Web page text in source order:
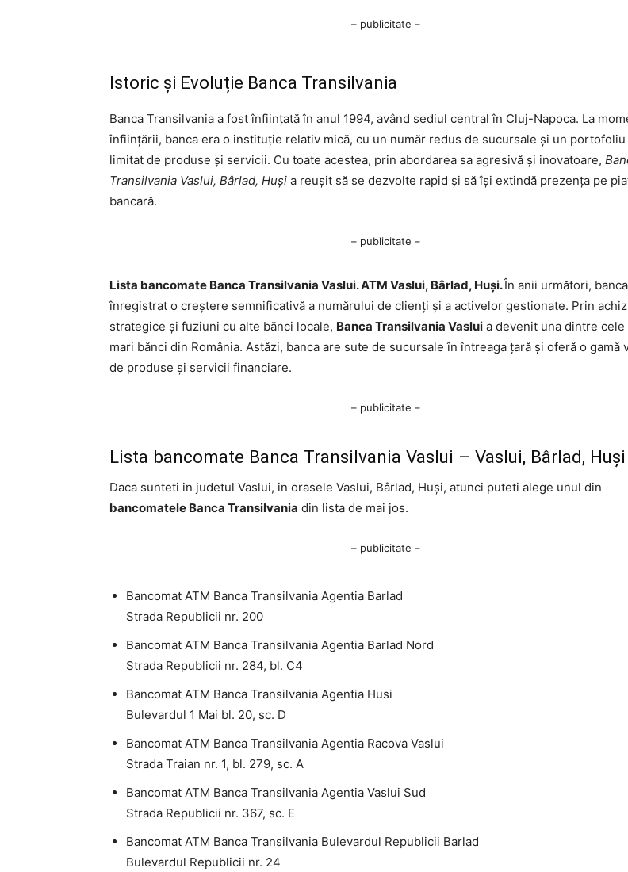
– publicitate –
Istoric și Evoluție Banca Transilvania
Banca Transilvania a fost înființată în anul 1994, având sediul central în Cluj-Napoca. La
înființării, banca era o instituție relativ mică, cu un număr redus de sucursale și un portofoliu
limitat de produse și servicii. Cu toate acestea, prin abordarea sa agresivă și inovatoare,
Transilvania Vaslui, Bârlad, Huși a reușit să se dezvolte rapid și să își extindă prezența pe
bancară.
– publicitate –
Lista bancomate Banca Transilvania Vaslui. ATM Vaslui, Bârlad, Huși.În anii următori,
înregistrat o creștere semnificativă a numărului de clienți și a activelor gestionate. Prin
strategice și fuziuni cu alte bănci locale, Banca Transilvania Vaslui a devenit una dintre cele
mari bănci din România. Astăzi, banca are sute de sucursale în întreaga țară și oferă o gamă
de produse și servicii financiare.
– publicitate –
Lista bancomate Banca Transilvania Vaslui – Vaslui, Bârlad, Huși
Daca sunteti in judetul Vaslui, in orasele Vaslui, Bârlad, Huși, atunci puteti alege unul din
bancomatele Banca Transilvania din lista de mai jos.
– publicitate –
Bancomat ATM Banca Transilvania Agentia Barlad
Strada Republicii nr. 200
Bancomat ATM Banca Transilvania Agentia Barlad Nord
Strada Republicii nr. 284, bl. C4
Bancomat ATM Banca Transilvania Agentia Husi
Bulevardul 1 Mai bl. 20, sc. D
Bancomat ATM Banca Transilvania Agentia Racova Vaslui
Strada Traian nr. 1, bl. 279, sc. A
Bancomat ATM Banca Transilvania Agentia Vaslui Sud
Strada Republicii nr. 367, sc. E
Bancomat ATM Banca Transilvania Bulevardul Republicii Barlad
Bulevardul Republicii nr. 24